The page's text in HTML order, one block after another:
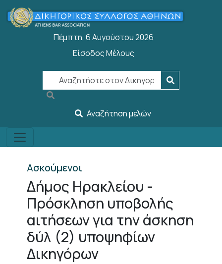
Παράκαμψη προς το κυρίως περιεχόμενο
Πέμπτη, 6 Αυγούστου 2026
User account menu
Είσοδος Μέλους
Αναζήτηση μελών
Ασκούμενοι
Δήμος Ηρακλείου -
Πρόσκληση υποβολής
αιτήσεων για την άσκηση
δύλ (2) υποψηφίων
Δικηγόρων